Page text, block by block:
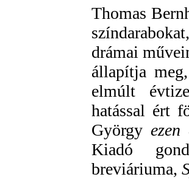
Thomas
drámai
állapítja
elmúlt
hatással ért
György ezen
Kiadó
breviáriuma,